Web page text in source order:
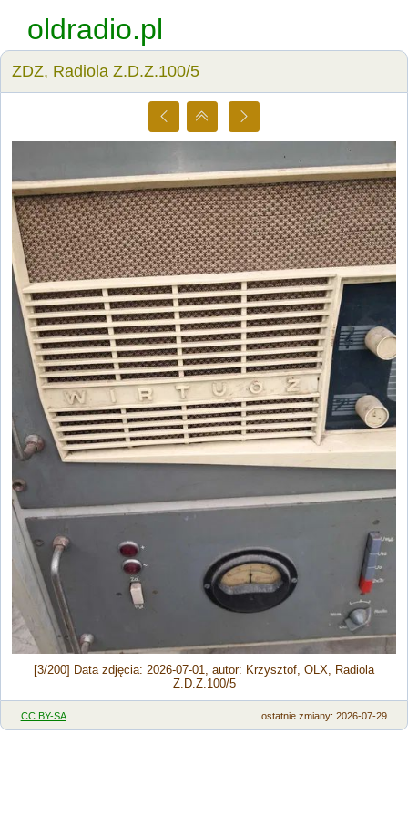
oldradio.pl
ZDZ, Radiola Z.D.Z.100/5
[3/200] Data zdjęcia: 2026-07-01, autor: Krzysztof, OLX, Radiola
Z.D.Z.100/5
CC BY-SA ostatnie zmiany: 2026-07-29